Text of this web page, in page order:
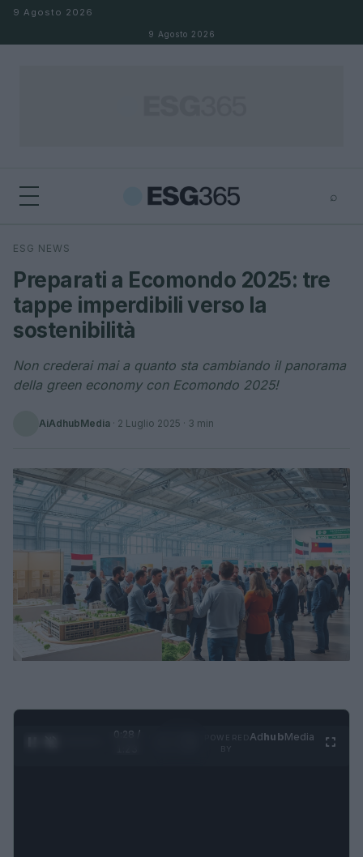
Salta al contenuto
9 Agosto 2026
9 Agosto 2026
⌕
Cerca
ESG NEWS
Preparati a Ecomondo 2025: tre
tappe imperdibili verso la
sostenibilità
Non crederai mai a quanto sta cambiando il panorama
della green economy con Ecomondo 2025!
AiAdhubMedia · 2 Luglio 2025 · 3 min
0:29 /
AdhubMedia